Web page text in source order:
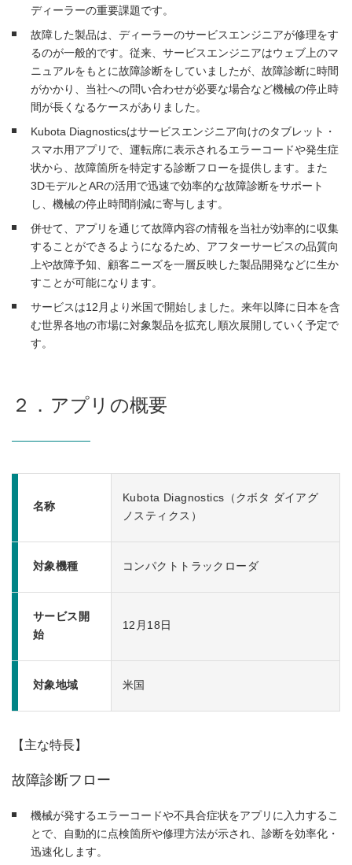
ディーラーの重要課題です。
故障した製品は、ディーラーのサービスエンジニアが修理をす
るのが一般的です。従来、サービスエンジニアはウェブ上のマ
ニュアルをもとに故障診断をしていましたが、故障診断に時間
がかかり、当社への問い合わせが必要な場合など機械の停止時
間が長くなるケースがありました。
Kubota Diagnosticsはサービスエンジニア向けのタブレット・
スマホ用アプリで、運転席に表示されるエラーコードや発生症
状から、故障箇所を特定する診断フローを提供します。また
3DモデルとARの活用で迅速で効率的な故障診断をサポート
し、機械の停止時間削減に寄与します。
併せて、アプリを通じて故障内容の情報を当社が効率的に収集
することができるようになるため、アフターサービスの品質向
上や故障予知、顧客ニーズを一層反映した製品開発などに生か
すことが可能になります。
サービスは12月より米国で開始しました。来年以降に日本を含
む世界各地の市場に対象製品を拡充し順次展開していく予定で
す。
２．アプリの概要
名称
Kubota Diagnostics（クボタ ダイアグ
ノスティクス）
対象機種 コンパクトトラックローダ
サービス開
始
12月18日
対象地域 米国
【主な特長】
故障診断フロー
機械が発するエラーコードや不具合症状をアプリに入力するこ
とで、自動的に点検箇所や修理方法が示され、診断を効率化・
迅速化します。